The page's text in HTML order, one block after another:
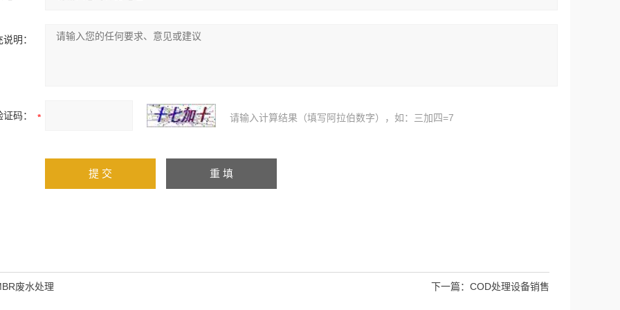
明：
证码： 请输入计算结果（填写阿拉伯数字），如：三加四=7
废水处理 下一篇： COD处理设备销售